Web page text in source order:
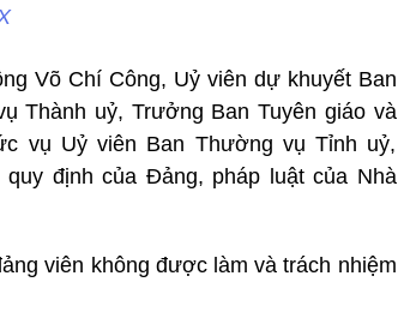
Võ Chí Công, Uỷ viên dự khuyết Ban
Thành uỷ, Trưởng Ban Tuyên giáo và
vụ Uỷ viên Ban Thường vụ Tỉnh uỷ,
định của Đảng, pháp luật của Nhà
viên không được làm và trách nhiệm